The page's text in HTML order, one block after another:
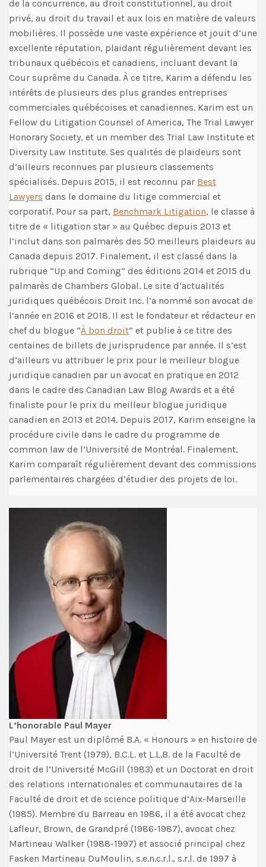
de la concurrence, au droit constitutionnel, au droit
privé, au droit du travail et aux lois en matière de valeurs
mobilières. Il possède une vaste expérience et jouit d’une
excellente réputation, plaidant régulièrement devant les
tribunaux québécois et canadiens, incluant devant la
Cour suprême du Canada. À ce titre, Karim a défendu les
intérêts de plusieurs des plus grandes entreprises
commerciales québécoises et canadiennes. Karim est un
Fellow du Litigation Counsel of America, The Trial Lawyer
Honorary Society, et un member des Trial Law Institute et
Diversity Law Institute. Ses qualités de plaideurs sont
d’ailleurs reconnues par plusieurs classements
spécialisés. Depuis 2015, il est reconnu par Best
Lawyers dans le domaine du litige commercial et
corporatif. Pour sa part, Benchmark Litigation, le classe à
titre de « litigation star » au Québec depuis 2013 et
l’inclut dans son palmarès des 50 meilleurs plaideurs au
Canada depuis 2017. Finalement, il est classé dans la
rubrique “Up and Coming” des éditions 2014 et 2015 du
palmarès de Chambers Global. Le site d’actualités
juridiques québécois Droit Inc. l’a nommé son avocat de
l’année en 2016 et 2018. Il est le fondateur et rédacteur en
chef du blogue “À bon droit” et publie à ce titre des
centaines de billets de jurisprudence par année. Il s’est
d’ailleurs vu attribuer le prix pour le meilleur blogue
juridique canadien par un avocat en pratique en 2012
dans le cadre des Canadian Law Blog Awards et a été
finaliste pour le prix du meilleur blogue juridique
canadien en 2013 et 2014. Depuis 2017, Karim enseigne la
procédure civile dans le cadre du programme de
common law de l’Université de Montréal. Finalement,
Karim comparaît régulièrement devant des commissions
parlementaires chargées d’étudier des projets de loi.
L’honorable Paul Mayer
Paul Mayer est un diplômé B.A. « Honours » en histoire de
l’Université Trent (1979), B.C.L. et L.L.B. de la Faculté de
droit de l’Université McGill (1983) et un Doctorat en droit
des relations internationales et communautaires de la
Faculté de droit et de science politique d’Aix-Marseille
(1985). Membre du Barreau en 1986, il a été avocat chez
Lafleur, Brown, de Grandpré (1986-1987), avocat chez
Martineau Walker (1988-1997) et associé principal chez
Fasken Martineau DuMoulin, s.e.n.c.r.l., s.r.l. de 1997 à